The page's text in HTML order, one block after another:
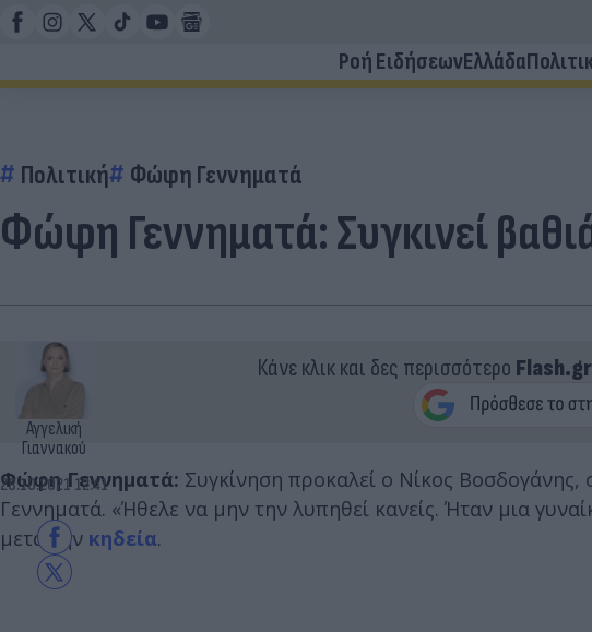
Ροή ΕιδήσεωνΕλλάδα
Πολιτική Φώφη Γεννηματά
Φώφη Γεννηματά: Συγκινεί
Αγγελική
Γιαννακού
28.10.2021 12:41
Κάνε κλικ και δες περισσότερο Flash.gr
Φώφη Γεννηματά: Συγκίνηση προκαλεί ο Νίκος
Γεννηματά. «Ήθελε να μην την λυπηθεί κανείς. Ήταν μια
μετά την κηδεία.